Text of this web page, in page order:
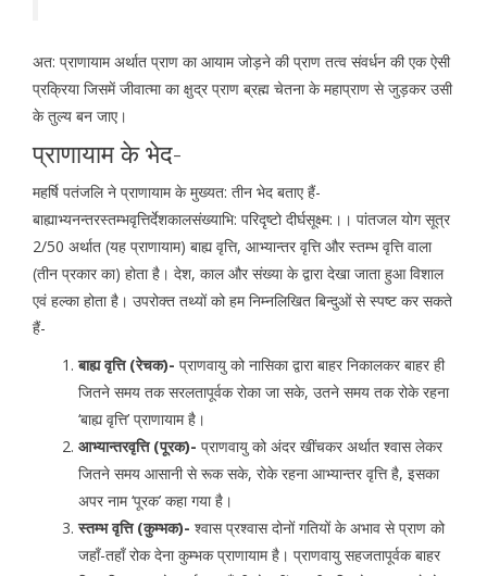
अत: प्राणायाम अर्थात प्राण का आयाम जोड़ने की प्राण तत्व संवर्धन की एक ऐसी
प्रक्रिया जिसमें जीवात्मा का क्षुद्र प्राण ब्रह्म चेतना के महाप्राण से जुड़कर उसी
के तुल्य बन जाए।
प्राणायाम के भेद-
महर्षि पतंजलि ने प्राणायाम के मुख्यत: तीन भेद बताए हैं-
बाह्याभ्यनन्तरस्तम्भवृत्तिर्देशकालसंख्याभि: परिदृष्टो दीर्घसूक्ष्म:।। पांतजल योग सूत्र
2/50 अर्थात (यह प्राणायाम) बाह्य वृत्ति, आभ्यान्तर वृत्ति और स्तम्भ वृत्ति वाला
(तीन प्रकार का) होता है। देश, काल और संख्या के द्वारा देखा जाता हुआ विशाल
एवं हल्का होता है। उपरोक्त तथ्यों को हम निम्नलिखित बिन्दुओं से स्पष्ट कर सकते
हैं-
बाह्य वृत्ति (रेचक)- प्राणवायु को नासिका द्वारा बाहर निकालकर बाहर ही
जितने समय तक सरलतापूर्वक रोका जा सके, उतने समय तक रोके रहना
‘बाह्य वृत्ति’ प्राणायाम है।
आभ्यान्तरवृत्ति (पूरक)- प्राणवायु को अंदर खींचकर अर्थात श्वास लेकर
जितने समय आसानी से रूक सके, रोके रहना आभ्यान्तर वृत्ति है, इसका
अपर नाम ‘पूरक’ कहा गया है।
स्तम्भ वृत्ति (कुम्भक)- श्वास प्रश्वास दोनों गतियों के अभाव से प्राण को
जहाँ-तहाँ रोक देना कुम्भक प्राणायाम है। प्राणवायु सहजतापूर्वक बाहर